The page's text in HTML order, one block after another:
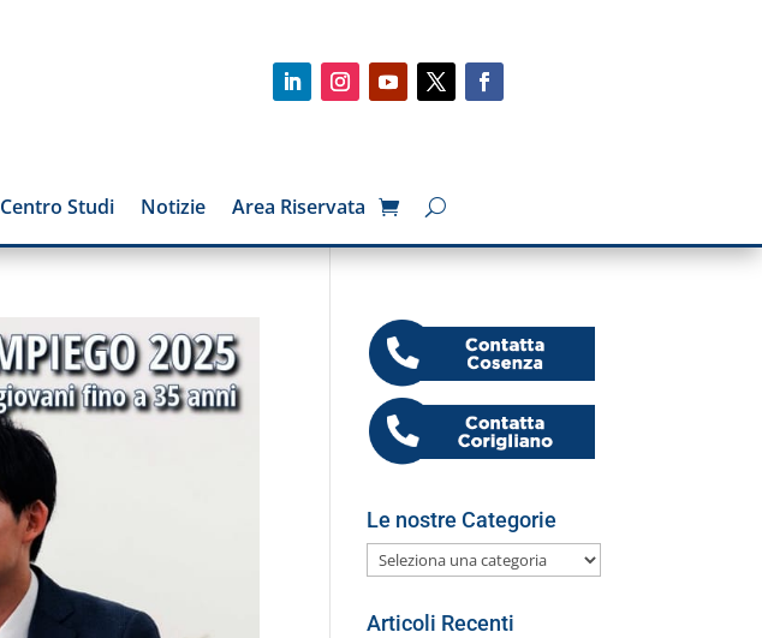
Centro Studi Notizie Area Riservata
Le nostre Categorie
Le
nostre
Categorie
Articoli Recenti